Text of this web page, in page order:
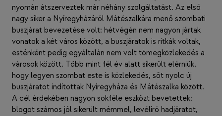
nyomán átszerveztek már néhány szolgáltatást. Az első
nagy siker a Nyíregyházáról Mátészalkára menő szombati
buszjárat bevezetése volt: hétvégén nem nagyon jártak
vonatok a két város között, a buszjáratok is ritkák voltak,
esténként pedig egyáltalán nem volt tömegközlekedés a
városok között. Több mint fél év alatt sikerült elérniük,
hogy legyen szombat este is közlekedés, sőt nyolc új
buszjáratot indítottak Nyíregyháza és Mátészalka között.
A cél érdekében nagyon sokféle eszközt bevetettek:
blogot számos jól sikerült mémmel, levélíró hadjáratot,